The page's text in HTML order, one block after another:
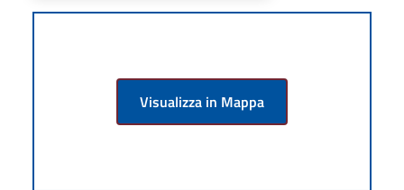
Visualizza in Mappa